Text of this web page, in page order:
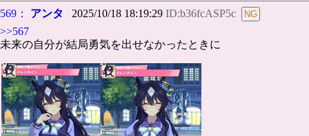
569： アンタ 2025/10/18 18:19:29 ID:b36fcASP5c
>>567
未来の自分が結局勇気を出せなかったときに